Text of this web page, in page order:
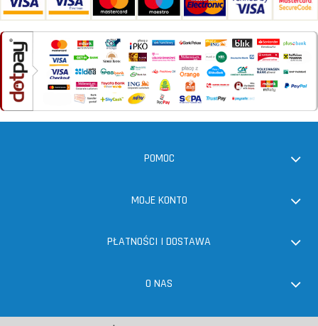
POMOC
MOJE KONTO
PŁATNOŚCI I DOSTAWA
O NAS